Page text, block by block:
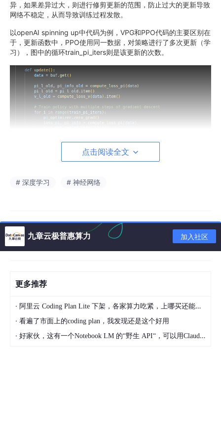
异，如果差异过大，则进行修剪更新的范围，防止过大的更新导致
网络不稳定，从而导致训练过程发散。
以openAI spinning up中代码为例，VPG和PPO代码的主要区别在
于，更新函数中，PPO使用同一数据，对策略进行了多次更新（学
习），图中的循环train_pi_iters则是该更新的次数。
点击阅读全文
# 深度学习 # 神经网络
九章云极普惠算力 加入社区
更多推荐
· 阿里云 Coding Plan Lite 下架，各家算力吃紧，上哪买还能支持GLM-5和5.1的coding plan？_2026-04-15
· 看遍了市面上的coding plan，我发现还是这个好用
· 好家伙，这有一个Notebook LM 的“野生 API“，可以用Claude Code免费用 Google 大模型